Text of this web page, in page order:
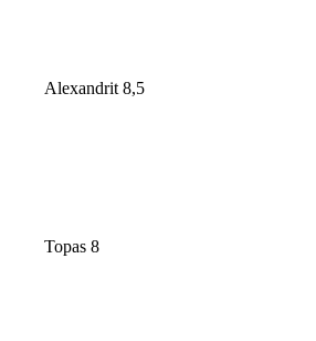
Alexandrit 8,5
Topas 8